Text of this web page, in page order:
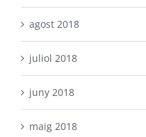
agost 2018
juliol 2018
juny 2018
maig 2018